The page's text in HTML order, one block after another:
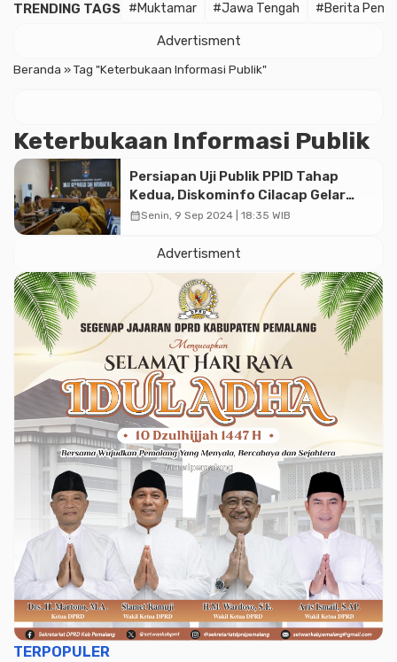
TRENDING TAGS #Muktamar #Jawa Tengah #Berita
Advertisment
Beranda »Tag "Keterbukaan Informasi Publik"
Keterbukaan Informasi Publik
Persiapan Uji Publik PPID Tahap
Kedua, Diskominfo Cilacap Gelar
Monev Keterbukaan Informasi
calendar_monthSenin, 9 Sep 2024 | 18:35 WIB
Advertisment
TERPOPULER